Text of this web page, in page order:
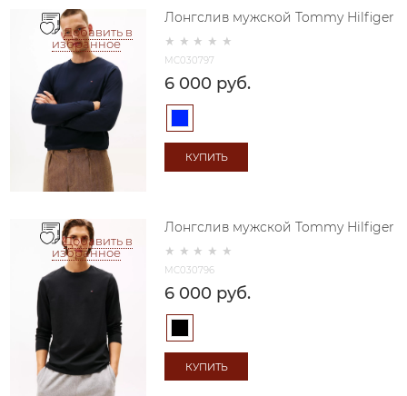
Добавить в
избранное
MC030797
Лонгслив мужской Tommy Hilfiger
6 000 руб.
КУПИТЬ
Добавить в
избранное
MC030796
Лонгслив мужской Tommy Hilfiger
6 000 руб.
КУПИТЬ